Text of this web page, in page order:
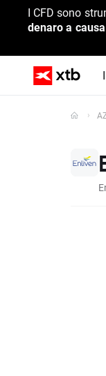
I CFD sono
denaro a